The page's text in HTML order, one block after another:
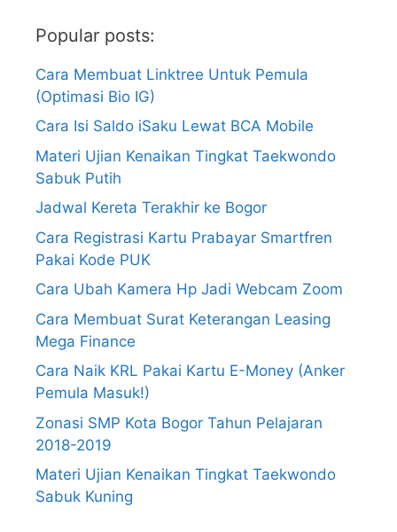
Popular posts:
Cara Membuat Linktree Untuk Pemula
(Optimasi Bio IG)
Cara Isi Saldo iSaku Lewat BCA Mobile
Materi Ujian Kenaikan Tingkat Taekwondo
Sabuk Putih
Jadwal Kereta Terakhir ke Bogor
Cara Registrasi Kartu Prabayar Smartfren
Pakai Kode PUK
Cara Ubah Kamera Hp Jadi Webcam Zoom
Cara Membuat Surat Keterangan Leasing
Mega Finance
Cara Naik KRL Pakai Kartu E-Money (Anker
Pemula Masuk!)
Zonasi SMP Kota Bogor Tahun Pelajaran
2018-2019
Materi Ujian Kenaikan Tingkat Taekwondo
Sabuk Kuning